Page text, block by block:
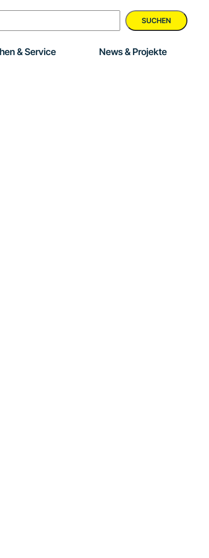
SUCHEN
& Service News & Projekte